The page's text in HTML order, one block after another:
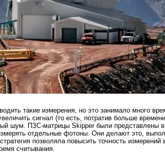
такие измерения, но это занимало много
сигнал (то есть, потратив больше
шум. ПЗС-матрицы Skipper были представлены
отдельные фотоны. Они делают это,
позволяла повысить точность
считывания.